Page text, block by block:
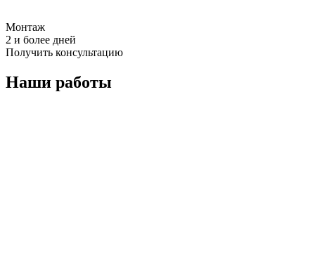
Монтаж
2 и более дней
Получить консультацию
Наши работы